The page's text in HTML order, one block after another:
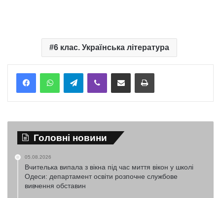
6 клас. Українська література
TelegramViber Надіслати електронною поштоюНадрукувати
Головні новини
05.08.2026
Вчителька випала з вікна під час миття вікон у школі
Одеси: департамент освіти розпочне службове
вивчення обставин